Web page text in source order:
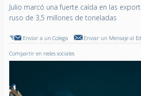
Julio marcó una fuerte caída en las
ruso de 3,5 millones de toneladas
Enviar a un Colega Enviar un Mensaje al
Compartir en redes sociales